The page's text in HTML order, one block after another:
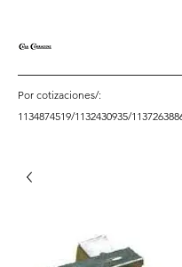
Por cotizaciones/:
1134874519/1132430935/